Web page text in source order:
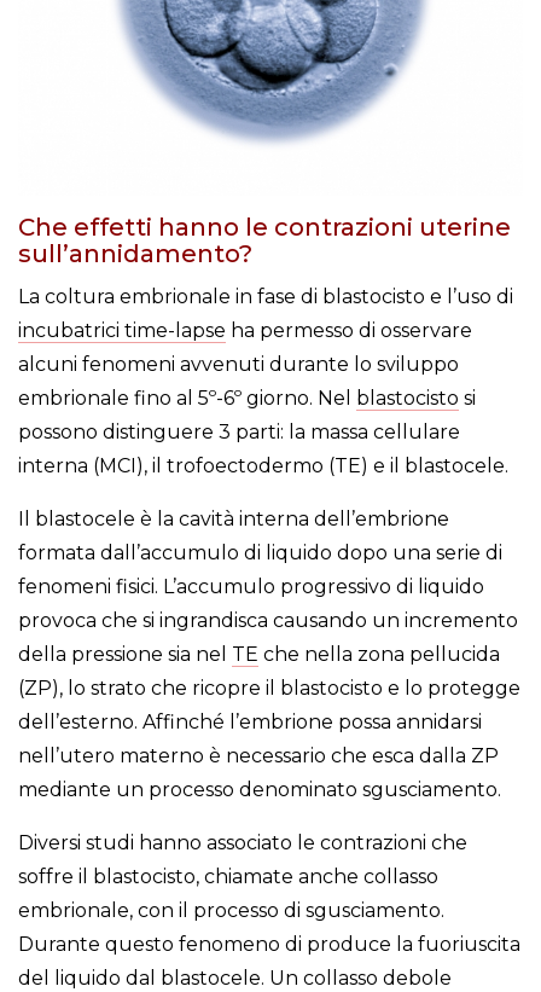
Che effetti hanno le contrazioni uterine
sull’annidamento?
La coltura embrionale in fase di blastocisto e l’uso di
incubatrici time-lapse ha permesso di osservare
alcuni fenomeni avvenuti durante lo sviluppo
embrionale fino al 5º-6º giorno. Nel blastocisto si
possono distinguere 3 parti: la massa cellulare
interna (MCI), il trofoectodermo (TE) e il blastocele.
Il blastocele è la cavità interna dell’embrione
formata dall’accumulo di liquido dopo una serie di
fenomeni fisici. L’accumulo progressivo di liquido
provoca che si ingrandisca causando un incremento
della pressione sia nel TE che nella zona pellucida
(ZP), lo strato che ricopre il blastocisto e lo protegge
dell’esterno. Affinché l’embrione possa annidarsi
nell’utero materno è necessario che esca dalla ZP
mediante un processo denominato sgusciamento.
Diversi studi hanno associato le contrazioni che
soffre il blastocisto, chiamate anche collasso
embrionale, con il processo di sgusciamento.
Durante questo fenomeno di produce la fuoriuscita
del liquido dal blastocele. Un collasso debole